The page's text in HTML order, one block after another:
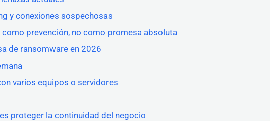
y conexiones sospechosas
prevención, no como promesa absoluta
de ransomware en 2026
varios equipos o servidores
proteger la continuidad del negocio